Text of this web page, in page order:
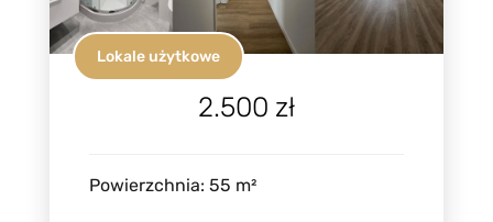
Lokale użytkowe
2.500 zł
Powierzchnia: 55 m²